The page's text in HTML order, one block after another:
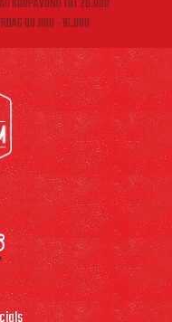
08.00U - 16.00U